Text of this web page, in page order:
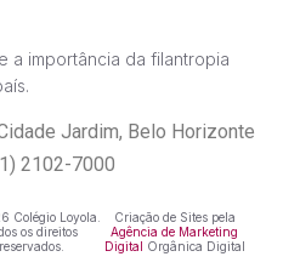
a importância da filantropia
Jardim, Belo Horizonte
2102-7000
Colégio Loyola.
os direitos
reservados.
Criação de Sites pela
Agência de Marketing
Digital Orgânica Digital